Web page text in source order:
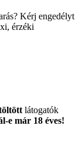
Kérj engedélyt
érzéki
látogatók
e már 18 éves!